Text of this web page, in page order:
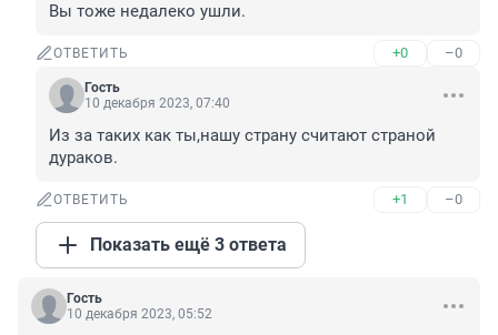
Вы тоже недалеко ушли.
ОТВЕТИТЬ +0 –0
Гость
10 декабря 2023, 07:40
Из за таких как ты,нашу страну считают страной
дураков.
ОТВЕТИТЬ +1 –0
Показать ещё 3 ответа
Гость
10 декабря 2023, 05:52